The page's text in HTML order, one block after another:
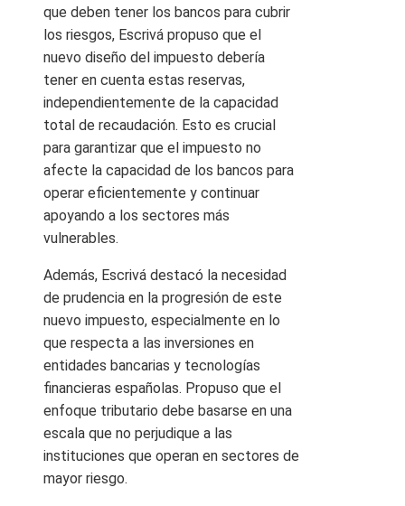
que deben tener los bancos para cubrir
los riesgos, Escrivá propuso que el
nuevo diseño del impuesto debería
tener en cuenta estas reservas,
independientemente de la capacidad
total de recaudación. Esto es crucial
para garantizar que el impuesto no
afecte la capacidad de los bancos para
operar eficientemente y continuar
apoyando a los sectores más
vulnerables.
Además, Escrivá destacó la necesidad
de prudencia en la progresión de este
nuevo impuesto, especialmente en lo
que respecta a las inversiones en
entidades bancarias y tecnologías
financieras españolas. Propuso que el
enfoque tributario debe basarse en una
escala que no perjudique a las
instituciones que operan en sectores de
mayor riesgo.